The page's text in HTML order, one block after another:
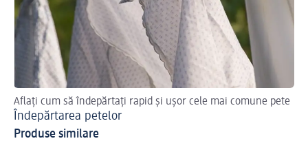
Aflați cum să îndepărtați rapid și ușor cele mai comune pete
Îndepărtarea petelor
Produse similare